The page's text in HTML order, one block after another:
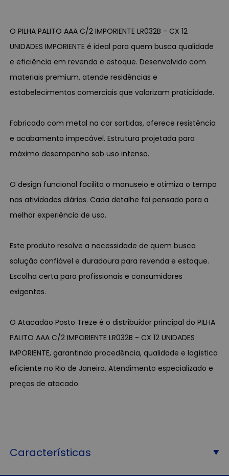
O PILHA PALITO AAA C/2 IMPORIENTE LR032B - CX 12
UNIDADES IMPORIENTE é ideal para quem busca qualidade
e eficiência em revenda e estoque. Desenvolvido com
materiais premium, atende residências e
estabelecimentos comerciais que valorizam praticidade.
Fabricado com metal na cor sortidas, oferece resistência
e acabamento impecável. Estrutura projetada para
máximo desempenho sob uso intenso.
O design funcional facilita o manuseio e otimiza o tempo
nas atividades diárias. Cada detalhe foi pensado para a
melhor experiência de uso.
Este produto resolve a necessidade de quem busca
solução confiável e duradoura para revenda e estoque.
Escolha certa para profissionais e consumidores
exigentes.
O Atacadão Posto Treze é o distribuidor principal do PILHA
PALITO AAA C/2 IMPORIENTE LR032B - CX 12 UNIDADES
IMPORIENTE, garantindo procedência, qualidade e logística
eficiente no Rio de Janeiro. Atendimento especializado e
preços de atacado.
Características